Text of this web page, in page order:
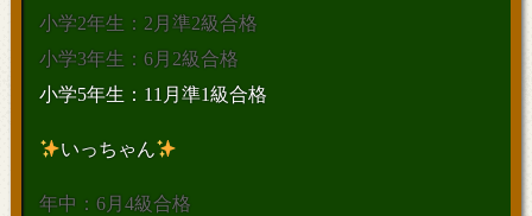
小学2年生：2月準2級合格
小学3年生：6月2級合格
小学5年生：11月準1級合格
いっちゃん
年中：6月4級合格